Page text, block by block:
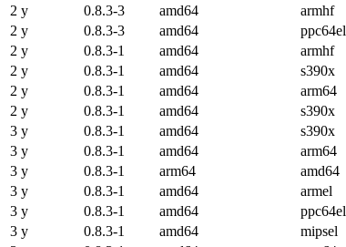
2 y
0.8.3-3 amd64 armhf
2 y
0.8.3-3 amd64 ppc64el
2 y
0.8.3-1 amd64 armhf
2 y
0.8.3-1 amd64 s390x
2 y
0.8.3-1 amd64 arm64
2 y
0.8.3-1 amd64 s390x
3 y
0.8.3-1 amd64 s390x
3 y
0.8.3-1 amd64 arm64
3 y
0.8.3-1 arm64 amd64
3 y
0.8.3-1 amd64 armel
3 y
0.8.3-1 amd64 ppc64el
3 y
0.8.3-1 amd64 mipsel